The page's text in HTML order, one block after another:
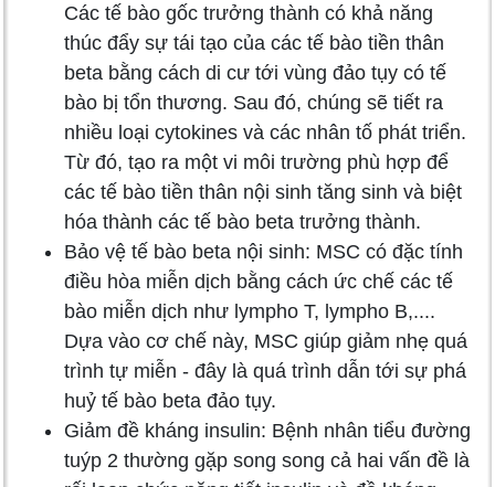
Các tế bào gốc trưởng thành có khả năng
thúc đẩy sự tái tạo của các tế bào tiền thân
beta bằng cách di cư tới vùng đảo tụy có tế
bào bị tổn thương. Sau đó, chúng sẽ tiết ra
nhiều loại cytokines và các nhân tố phát triển.
Từ đó, tạo ra một vi môi trường phù hợp để
các tế bào tiền thân nội sinh tăng sinh và biệt
hóa thành các tế bào beta trưởng thành.
Bảo vệ tế bào beta nội sinh: MSC có đặc tính
điều hòa miễn dịch bằng cách ức chế các tế
bào miễn dịch như lympho T, lympho B,....
Dựa vào cơ chế này, MSC giúp giảm nhẹ quá
trình tự miễn - đây là quá trình dẫn tới sự phá
huỷ tế bào beta đảo tụy.
Giảm đề kháng insulin: Bệnh nhân tiểu đường
tuýp 2 thường gặp song song cả hai vấn đề là